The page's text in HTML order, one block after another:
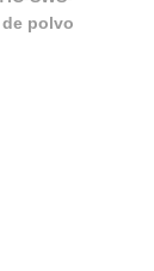
polvo